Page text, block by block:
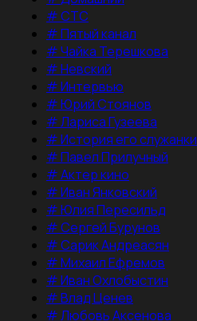
#СТС
#Пятый канал
#Чайка Терешкова
#Невский
#Интервью
#Юрий Стоянов
#Лариса Гузеева
#История его служанки
#Павел Прилучный
#Актер кино
#Иван Янковский
#Юлия Пересильд
#Сергей Бурунов
#Сарик Андреасян
#Михаил Ефремов
#Иван Охлобыстин
#Влад Ценев
#Любовь Аксенова